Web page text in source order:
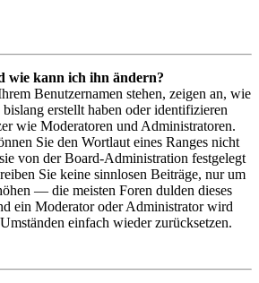
wie kann ich ihn ändern?
Benutzernamen stehen, zeigen an, wie
erstellt haben oder identifizieren
wie Moderatoren und Administratoren.
Sie den Wortlaut eines Ranges nicht
von der Board-Administration festgelegt
Sie keine sinnlosen Beiträge, nur um
— die meisten Foren dulden dieses
ein Moderator oder Administrator wird
einfach wieder zurücksetzen.